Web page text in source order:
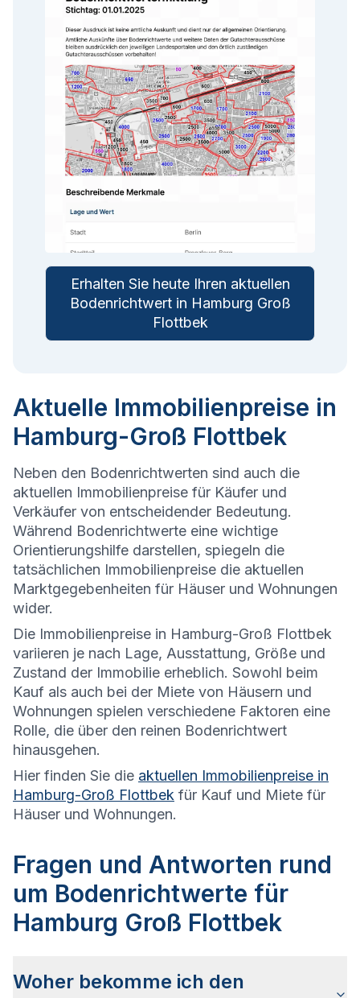
Erhalten Sie heute Ihren aktuellen
Bodenrichtwert in Hamburg Groß
Flottbek
Aktuelle Immobilienpreise in
Hamburg-Groß Flottbek
Neben den Bodenrichtwerten sind auch die
aktuellen Immobilienpreise für Käufer und
Verkäufer von entscheidender Bedeutung.
Während Bodenrichtwerte eine wichtige
Orientierungshilfe darstellen, spiegeln die
tatsächlichen Immobilienpreise die aktuellen
Marktgegebenheiten für Häuser und Wohnungen
wider.
Die Immobilienpreise in Hamburg-Groß Flottbek
variieren je nach Lage, Ausstattung, Größe und
Zustand der Immobilie erheblich. Sowohl beim
Kauf als auch bei der Miete von Häusern und
Wohnungen spielen verschiedene Faktoren eine
Rolle, die über den reinen Bodenrichtwert
hinausgehen.
Hier finden Sie die aktuellen Immobilienpreise in
Hamburg-Groß Flottbek für Kauf und Miete für
Häuser und Wohnungen.
Fragen und Antworten rund
um Bodenrichtwerte für
Hamburg Groß Flottbek
Woher bekomme ich den